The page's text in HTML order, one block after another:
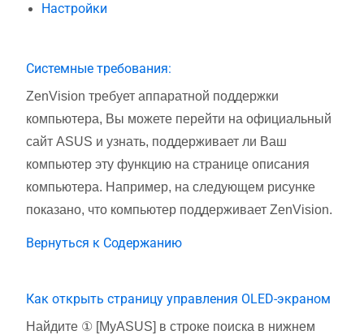
Настройки
Системные требования:
ZenVision требует аппаратной поддержки
компьютера, Вы можете перейти на официальный
сайт ASUS и узнать, поддерживает ли Ваш
компьютер эту функцию на странице описания
компьютера. Например, на следующем рисунке
показано, что компьютер поддерживает ZenVision.
Вернуться к Содержанию
Как открыть страницу управления OLED-экраном
Найдите ① [MyASUS] в строке поиска в нижнем